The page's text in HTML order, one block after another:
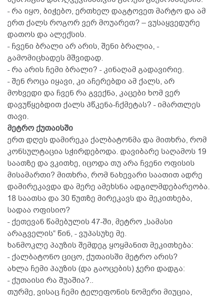
- რა იყო, ბიჭებო, ერთხელ დაგტოვეთ მარტო და ამ
ერთ ქალს როგორ ვერ მოუარეთ? – ვუსაყვედურე
დათოს და ალექსის.
- ჩვენი ბრალი არ არის, შენი ბრალია, -
გამომიცხადეს მშვიდად.
- რა არის ჩემი ბრალი? - კინაღამ გადავირიე.
- შენ როცა იყავი, კი აჩერებდი ამ ქალს, არ
მოხვედი და ჩვენ რა გვექნა, კაცები ხომ ვერ
დავუწყებდით ქალს პწკენა-ჩქმეტას? - იმართლეს
თავი.
მეტრო ქუთაისში
ერთ დღეს დამირეკა ქალბატონმა და მითხრა, რომ
კონსულტაცია სჭირდებოდა. დავიბარე საღამოს 19
საათზე და ვკითხე, იცოდა თუ არა ჩვენი ოფისის
მისამართი? მითხრა, რომ ნახევარი საათით ადრე
დამირეკავდა და მერე ამეხსნა ადგილმდებარეობა.
18 საათსა და 30 წუთზე მირეკავს და მეკითხება,
სადაა ოფისიო?
- ქეთევან წამებულის 47-ში, მეტრო „სამასი
არაგველის“ წინ, - ვუპასუხე მე.
ხანმოკლე პაუზის შემდეგ ყოყმანით მეკითხება:
- ქალბატონო ციცო, ქუთაისში მეტრო არის?
ახლა ჩემი პაუზის (და გაოცების) ჯერი დადგა:
- ქუთაისი რა შუაშია?..
თურმე, ვისაც ჩემი ტელეფონის ნომერი მიუცია,